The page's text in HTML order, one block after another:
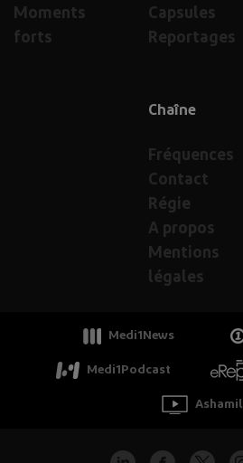
Capsules
Reportages
Moments
forts
Chaîne
Fréquences
Contact
Régie
A propos
Mentions
légales
Medi1News
Medi1Podcast
Ashamil